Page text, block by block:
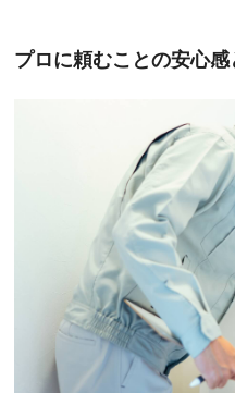
プロに頼むことの安心感